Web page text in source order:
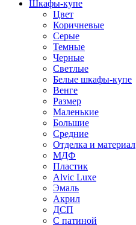
Шкафы-купе
Цвет
Коричневые
Серые
Темные
Черные
Светлые
Белые шкафы-купе
Венге
Размер
Маленькие
Большие
Средние
Отделка и материал
МДФ
Пластик
Alvic Luxe
Эмаль
Акрил
ДСП
С патиной